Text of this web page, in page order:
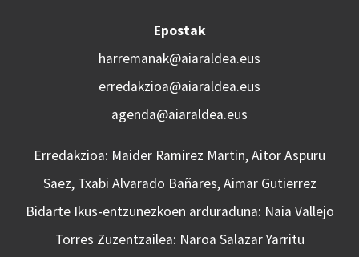
Epostak
harremanak@aiaraldea.eus
erredakzioa@aiaraldea.eus
agenda@aiaraldea.eus
Erredakzioa: Maider Ramirez Martin, Aitor Aspuru
Saez, Txabi Alvarado Bañares, Aimar Gutierrez
Bidarte Ikus-entzunezkoen arduraduna: Naia Vallejo
Torres Zuzentzailea: Naroa Salazar Yarritu